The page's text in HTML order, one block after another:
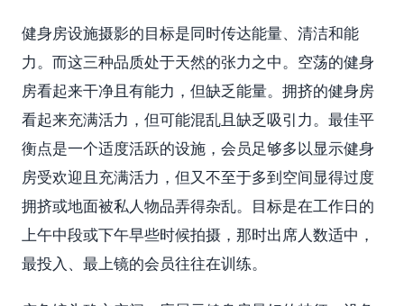
健身房设施摄影的目标是同时传达能量、清洁和能
力。而这三种品质处于天然的张力之中。空荡的健身
房看起来干净且有能力，但缺乏能量。拥挤的健身房
看起来充满活力，但可能混乱且缺乏吸引力。最佳平
衡点是一个适度活跃的设施，会员足够多以显示健身
房受欢迎且充满活力，但又不至于多到空间显得过度
拥挤或地面被私人物品弄得杂乱。目标是在工作日的
上午中段或下午早些时候拍摄，那时出席人数适中，
最投入、最上镜的会员往往在训练。